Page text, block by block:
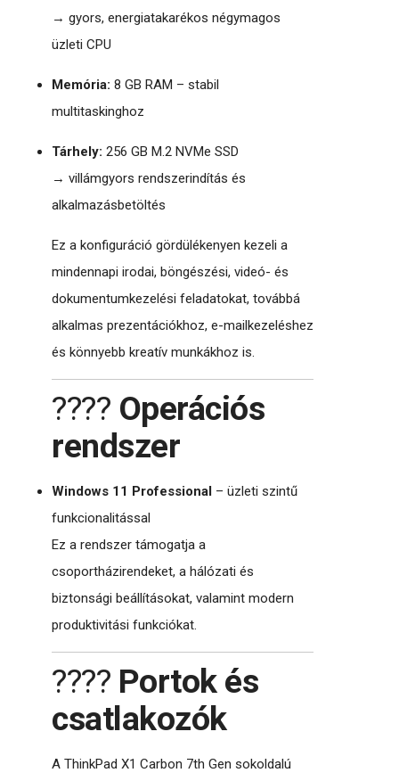
→ gyors, energiatakarékos négymagos
üzleti CPU
Memória: 8 GB RAM – stabil
multitaskinghoz
Tárhely: 256 GB M.2 NVMe SSD
→ villámgyors rendszerindítás és
alkalmazásbetöltés
Ez a konfiguráció gördülékenyen kezeli a
mindennapi irodai, böngészési, videó- és
dokumentumkezelési feladatokat, továbbá
alkalmas prezentációkhoz, e-mailkezeléshez
és könnyebb kreatív munkákhoz is.
???? Operációs
rendszer
Windows 11 Professional – üzleti szintű
funkcionalitással
Ez a rendszer támogatja a
csoportházirendeket, a hálózati és
biztonsági beállításokat, valamint modern
produktivitási funkciókat.
???? Portok és
csatlakozók
A ThinkPad X1 Carbon 7th Gen sokoldalú